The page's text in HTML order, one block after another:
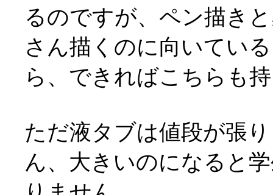
るのですが、ペン描き
さん描くのに向いてい
ら、できればこちらも
ただ液タブは値段が張
ん、大きいのになると